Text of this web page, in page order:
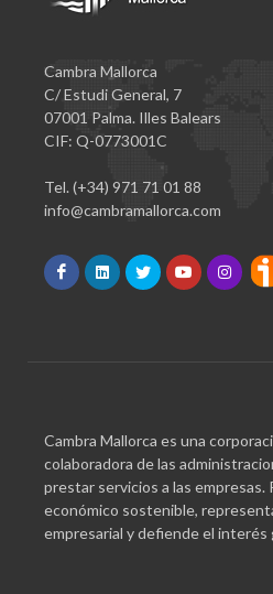
Cambra Mallorca
C/ Estudi General, 7
07001 Palma. Illes Balears
CIF: Q-0773001C
Tel. (+34) 971 71 01 88
info@cambramallorca.com
Cambra Mallorca es una
colaboradora de las
prestar servicios a las empresas.
económico sostenible,
empresarial y defiende el interés